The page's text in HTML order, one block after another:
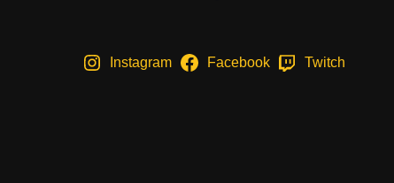
Instagram Facebook Twitch